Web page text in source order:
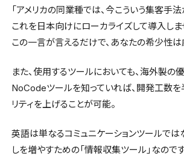
「アメリカの同業種では、今こういう集客手法
これを日本向けにローカライズして導入しま
この一言が言えるだけで、あなたの希少性は
また、使用するツールにおいても、海外製の
NoCodeツールを知っていれば、開発工数を
リティを上げることが可能。
英語は単なるコミュニケーションツールでは
しを増やすための「情報収集ツール」なのです